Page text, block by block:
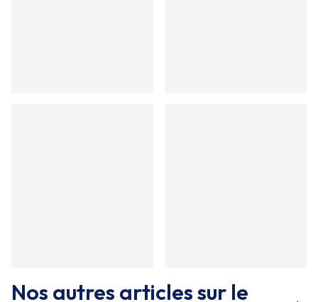
Nos autres articles sur le